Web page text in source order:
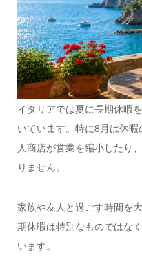
イタリアでは夏に長期休暇
いています。特に8月は休
人商店が営業を縮小したり
りません。
家族や友人と過ごす時間を
期休暇は特別なものではな
います。